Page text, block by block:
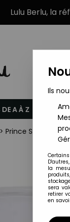
Lulu Berlu, la
DE A À Z
> Prince Saphir -
Ils
la
sera
retirer
en